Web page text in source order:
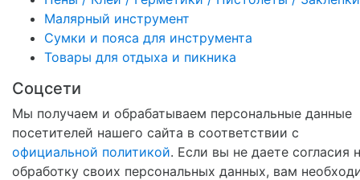
Малярный инструмент
Сумки и пояса для инструмента
Товары для отдыха и пикника
Соцсети
Мы получаем и обрабатываем персональные данные
посетителей нашего сайта в соответствии с
официальной политикой. Если вы не даете согласия
обработку своих персональных данных, вам